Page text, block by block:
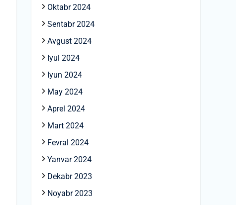
Oktabr 2024
Sentabr 2024
Avgust 2024
Iyul 2024
Iyun 2024
May 2024
Aprel 2024
Mart 2024
Fevral 2024
Yanvar 2024
Dekabr 2023
Noyabr 2023